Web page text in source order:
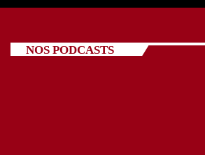
NOS PODCASTS